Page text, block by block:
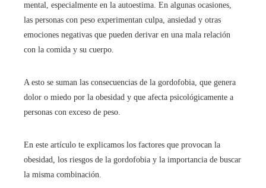
mental, especialmente en la autoestima. En algunas ocasiones,
las personas con peso experimentan culpa, ansiedad y otras
emociones negativas que pueden derivar en una mala relación
con la comida y su cuerpo.
A esto se suman las consecuencias de la gordofobia, que genera
dolor o miedo por la obesidad y que afecta psicológicamente a
personas con exceso de peso.
En este artículo te explicamos los factores que provocan la
obesidad, los riesgos de la gordofobia y la importancia de buscar
la misma combinación.